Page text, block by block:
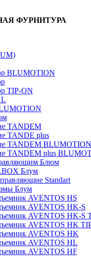
ФУРНИТУРА
BLUMOTION
TIP-ON
TANDEM
TANDE plus
TANDEM BLUMOTION
TANDEM plus
Блюм
Блум
Standart
Блум
AVENTOS HS
AVENTOS HK-S
AVENTOS HK-S
AVENTOS HK
AVENTOS HK
AVENTOS HL
AVENTOS HF